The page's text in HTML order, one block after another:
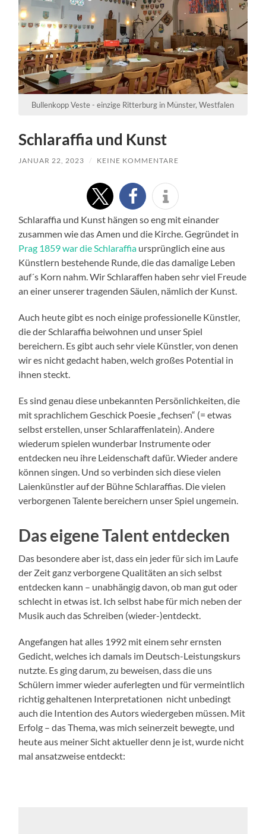
Bullenkopp Veste - einzige Ritterburg in Münster, Westfalen
Schlaraffia und Kunst
JANUAR 22, 2023 / KEINE KOMMENTARE
Schlaraffia und Kunst hängen so eng mit einander
zusammen wie das Amen und die Kirche. Gegründet in
Prag 1859 war die Schlaraffia ursprünglich eine aus
Künstlern bestehende Runde, die das damalige Leben
auf´s Korn nahm. Wir Schlaraffen haben sehr viel Freude
an einer unserer tragenden Säulen, nämlich der Kunst.
Auch heute gibt es noch einige professionelle Künstler,
die der Schlaraffia beiwohnen und unser Spiel
bereichern. Es gibt auch sehr viele Künstler, von denen
wir es nicht gedacht haben, welch großes Potential in
ihnen steckt.
Es sind genau diese unbekannten Persönlichkeiten, die
mit sprachlichem Geschick Poesie „fechsen“ (= etwas
selbst erstellen, unser Schlaraffenlatein). Andere
wiederum spielen wunderbar Instrumente oder
entdecken neu ihre Leidenschaft dafür. Wieder andere
können singen. Und so verbinden sich diese vielen
Laienkünstler auf der Bühne Schlaraffias. Die vielen
verborgenen Talente bereichern unser Spiel ungemein.
Das eigene Talent entdecken
Das besondere aber ist, dass ein jeder für sich im Laufe
der Zeit ganz verborgene Qualitäten an sich selbst
entdecken kann – unabhängig davon, ob man gut oder
schlecht in etwas ist. Ich selbst habe für mich neben der
Musik auch das Schreiben (wieder-)entdeckt.
Angefangen hat alles 1992 mit einem sehr ernsten
Gedicht, welches ich damals im Deutsch-Leistungskurs
nutzte. Es ging darum, zu beweisen, dass die uns
Schülern immer wieder auferlegten und für vermeintlich
richtig gehaltenen Interpretationen nicht unbedingt
auch die Intention des Autors wiedergeben müssen. Mit
Erfolg – das Thema, was mich seinerzeit bewegte, und
heute aus meiner Sicht aktueller denn je ist, wurde nicht
mal ansatzweise entdeckt: